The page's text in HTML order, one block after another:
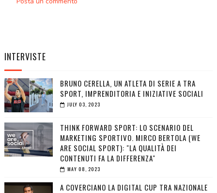
INTERVISTE
BRUNO CERELLA, UN ATLETA DI SERIE A TRA
SPORT, IMPRENDITORIA E INIZIATIVE SOCIALI
JULY 03, 2023
THINK FORWARD SPORT: LO SCENARIO DEL
MARKETING SPORTIVO. MIRCO BERTOLA (WE
ARE SOCIAL SPORT): "LA QUALITÀ DEI
CONTENUTI FA LA DIFFERENZA"
MAY 08, 2023
A COVERCIANO LA DIGITAL CUP TRA NAZIONALE